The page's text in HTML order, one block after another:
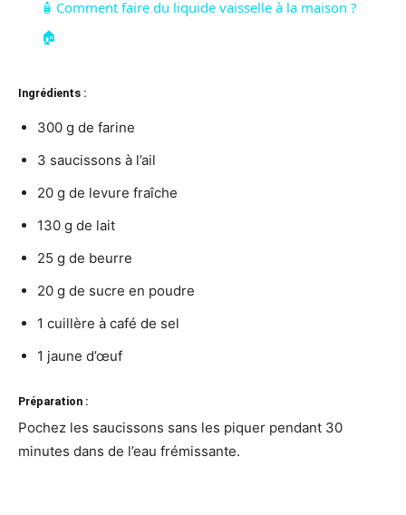
🧴 Comment faire du liquide vaisselle à la maison ?
🏠
Ingrédients :
300 g de farine
3 saucissons à l’ail
20 g de levure fraîche
130 g de lait
25 g de beurre
20 g de sucre en poudre
1 cuillère à café de sel
1 jaune d’œuf
Préparation :
Pochez les saucissons sans les piquer pendant 30
minutes dans de l’eau frémissante.